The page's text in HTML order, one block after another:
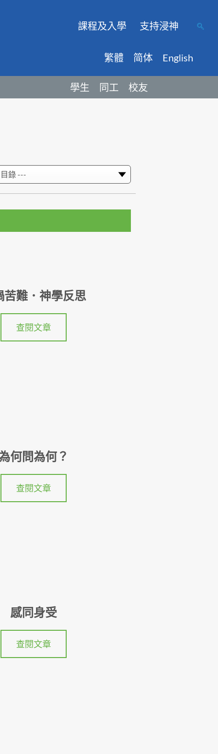
課程及入學 支持浸神
繁體 简体 English
學生 同工 校友
苦難．神學反思
查閱文章
何問為何？
查閱文章
感同身受
查閱文章